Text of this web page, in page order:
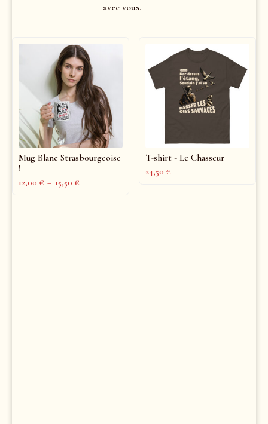
avec vous.
Mug Blanc Strasbourgeoise
!
12,00 € – 15,50 €
T-shirt - Le Chasseur
24,50 €